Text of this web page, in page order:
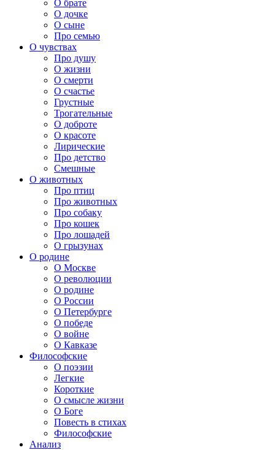
О брате
О дочке
О сыне
Про семью
О чувствах
Про душу
О жизни
О смерти
О счастье
Грустные
Трогательные
О доброте
О красоте
Лирические
Про детство
Смешные
О животных
Про птиц
Про животных
Про собаку
Про кошек
Про лошадей
О грызунах
О родине
О Москве
О революции
О родине
О России
О Петербурге
О победе
О войне
О Кавказе
Философские
О поэзии
Легкие
Короткие
О смысле жизни
О Боге
Повесть в стихах
Философские
Анализ